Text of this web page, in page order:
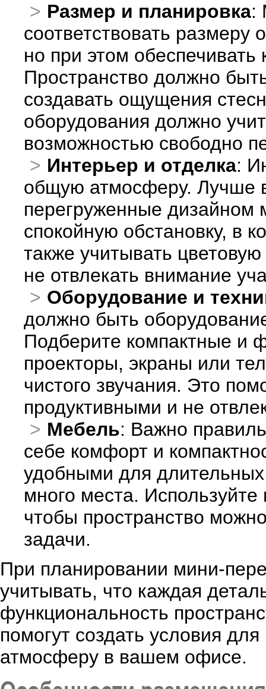
Размер и планировка:
соответствовать
но при этом
Пространство должно
создавать ощущения
оборудования должно
возможностью свободно
Интерьер и отделка:
общую атмосферу. Лучше
перегруженные дизайном
спокойную обстановку, в
также учитывать
не отвлекать внимание
Оборудование и
должно быть
Подберите компактные и
проекторы, экраны или
чистого звучания. Это
продуктивными и не
Мебель: Важно
себе комфорт и
удобными для
много места.
чтобы пространство
задачи.
При планировании мини-
учитывать, что каждая
функциональность
помогут создать условия
атмосферу в вашем офисе.